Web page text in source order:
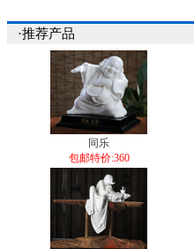
·推荐产品
同乐
包邮特价:360